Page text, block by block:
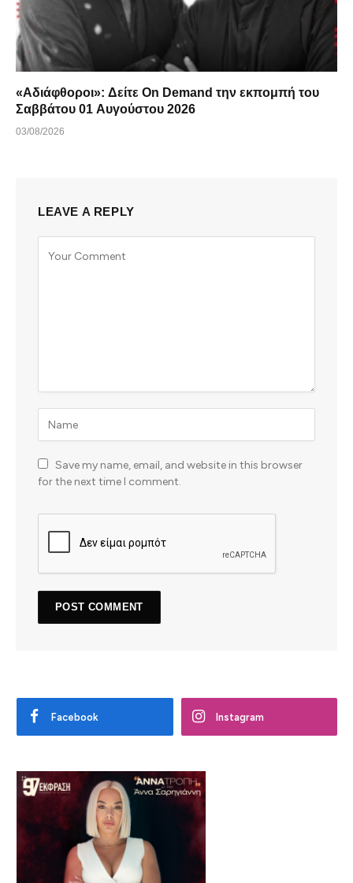
«Αδιάφθοροι»: Δείτε On Demand την εκπομπή του
Σαββάτου 01 Αυγούστου 2026
03/08/2026
LEAVE A REPLY
Save my name, email, and website in this browser
for the next time I comment.
Facebook Instagram